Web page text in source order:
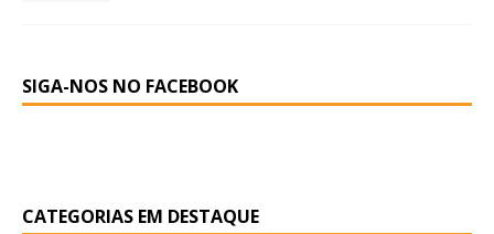
SIGA-NOS NO FACEBOOK
CATEGORIAS EM DESTAQUE